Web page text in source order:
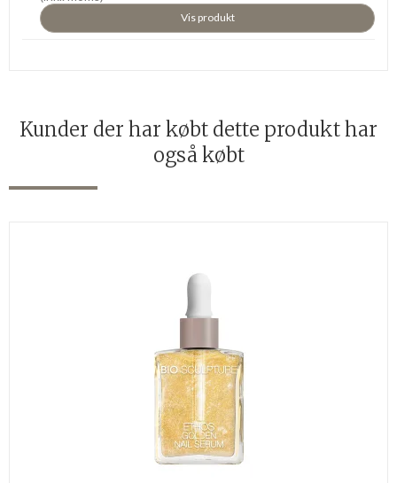
Vis produkt
Kunder der har købt dette produkt har
også købt